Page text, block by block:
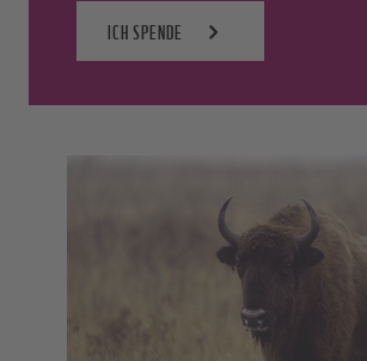
ICH SPENDE